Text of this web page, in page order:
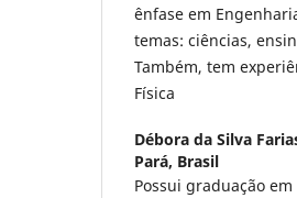
ênfase em
temas: ciências,
Também, tem
Física
Débora da Silva
Pará, Brasil
Possui graduação